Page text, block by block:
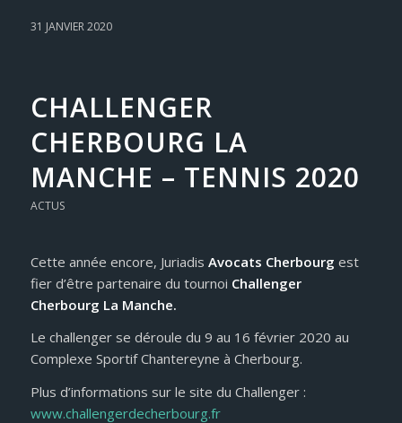
31 JANVIER 2020
CHALLENGER
CHERBOURG LA
MANCHE – TENNIS 2020
ACTUS
Cette année encore, Juriadis Avocats Cherbourg est
fier d’être partenaire du tournoi Challenger
Cherbourg La Manche.
Le challenger se déroule du 9 au 16 février 2020 au
Complexe Sportif Chantereyne à Cherbourg.
Plus d’informations sur le site du Challenger :
www.challengerdecherbourg.fr